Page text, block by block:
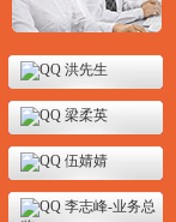
洪先生
梁柔英
伍婧婧
李志峰-业务总